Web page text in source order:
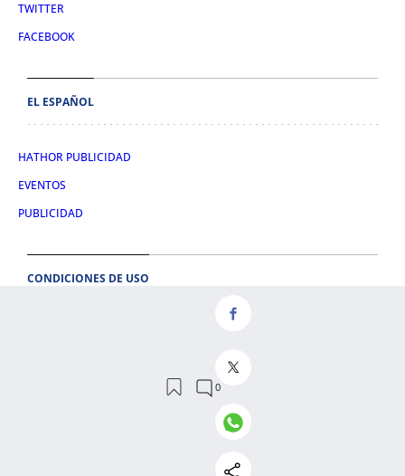
TWITTER
FACEBOOK
EL ESPAÑOL
HATHOR PUBLICIDAD
EVENTOS
PUBLICIDAD
CONDICIONES DE USO